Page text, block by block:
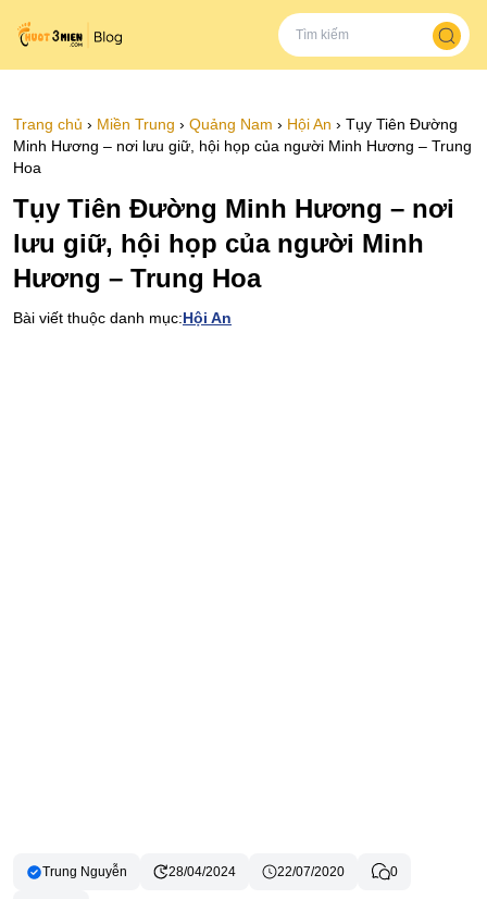
Trang chủ › Miền Trung › Quảng Nam › Hội An › Tụy Tiên Đường
Minh Hương – nơi lưu giữ, hội họp của người Minh Hương – Trung
Hoa
Tụy Tiên Đường Minh Hương – nơi
lưu giữ, hội họp của người Minh
Hương – Trung Hoa
Bài viết thuộc danh mục:Hội An
Trung Nguyễn 28/04/2024 22/07/2020 0